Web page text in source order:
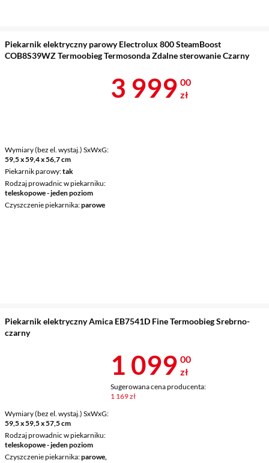
Piekarnik elektryczny parowy Electrolux 800 SteamBoost
COB8S39WZ Termoobieg Termosonda Zdalne sterowanie Czarny
Wymiary (bez el. wystaj.) SxWxG
59,5 x 59,4 x 56,7 cm
Piekarnik parowy tak
Rodzaj prowadnic w piekarniku
teleskopowe - jeden poziom
Czyszczenie piekarnika parowe
Cena 3 999 zł
3 999 00
zł
Piekarnik elektryczny Amica EB7541D Fine Termoobieg Srebrno-
czarny
Wymiary (bez el. wystaj.) SxWxG
59,5 x 59,5 x 57,5 cm
Rodzaj prowadnic w piekarniku
teleskopowe - jeden poziom
Czyszczenie piekarnika parowe,
Cena 1 099 zł
1 099 00
zł
Sugerowana cena producenta:
1 169 zł